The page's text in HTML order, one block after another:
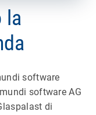
la
software
software AG
di